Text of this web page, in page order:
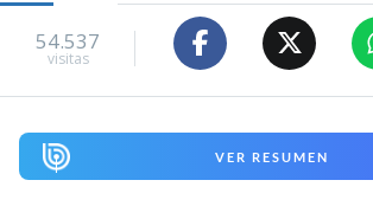
54.537
visitas
VER RESUMEN